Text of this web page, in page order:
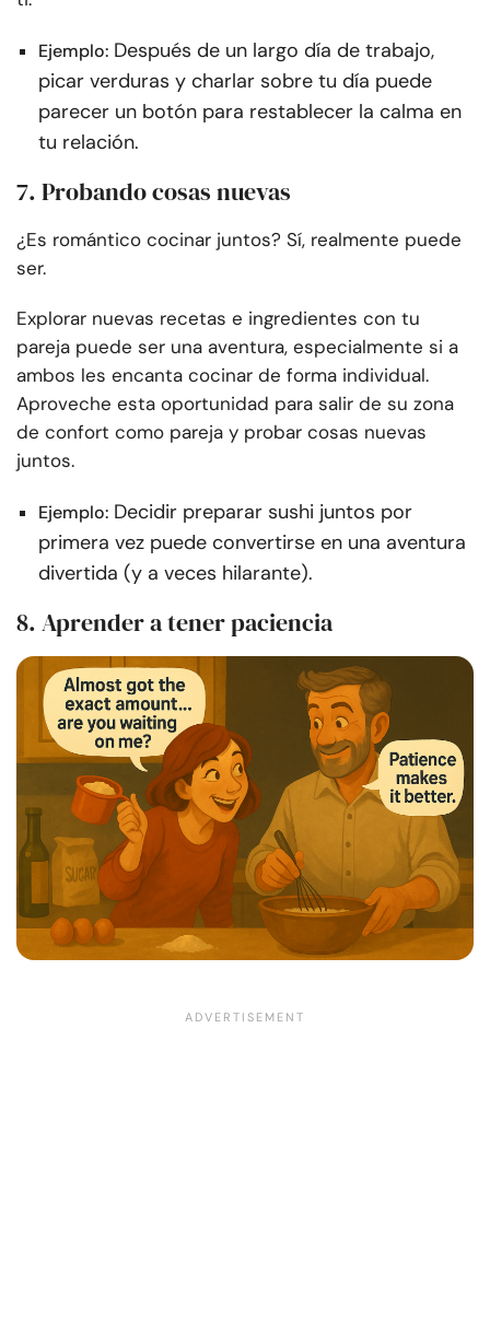
Ejemplo: Después de un largo día de trabajo,
picar verduras y charlar sobre tu día puede
parecer un botón para restablecer la calma en
tu relación.
7. Probando cosas nuevas
¿Es romántico cocinar juntos? Sí, realmente puede
ser.
Explorar nuevas recetas e ingredientes con tu
pareja puede ser una aventura, especialmente si a
ambos les encanta cocinar de forma individual.
Aproveche esta oportunidad para salir de su zona
de confort como pareja y probar cosas nuevas
juntos.
Ejemplo: Decidir preparar sushi juntos por
primera vez puede convertirse en una aventura
divertida (y a veces hilarante).
8. Aprender a tener paciencia